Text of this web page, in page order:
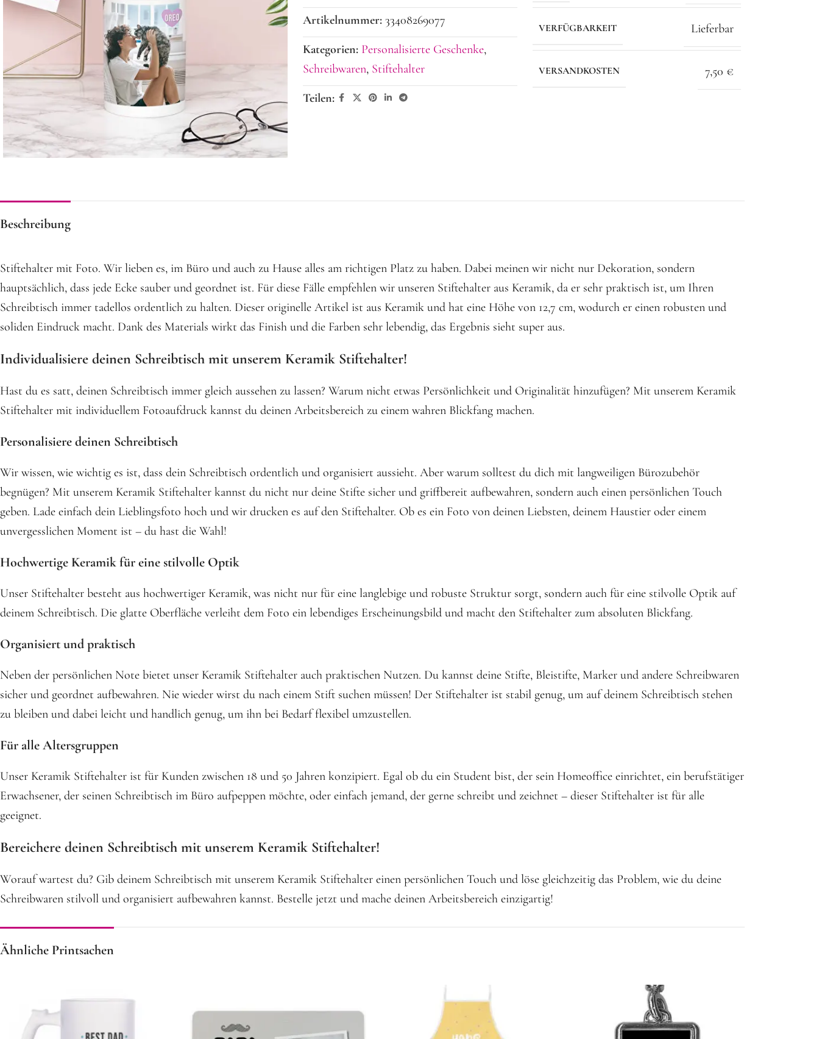
Artikelnummer: 33408269077
Kategorien: Personalisierte Geschenke,
Schreibwaren, Stiftehalter
Teilen:
VERFÜGBARKEIT Lieferbar
VERSANDKOSTEN 7,50 €
Beschreibung
Stiftehalter mit Foto. Wir lieben es, im Büro und auch zu Hause alles am richtigen Platz zu haben. Dabei meinen wir nicht nur Dekoration, sondern
hauptsächlich, dass jede Ecke sauber und geordnet ist. Für diese Fälle empfehlen wir unseren Stiftehalter aus Keramik, da er sehr praktisch ist, um Ihren
Schreibtisch immer tadellos ordentlich zu halten. Dieser originelle Artikel ist aus Keramik und hat eine Höhe von 12,7 cm, wodurch er einen robusten und
soliden Eindruck macht. Dank des Materials wirkt das Finish und die Farben sehr lebendig, das Ergebnis sieht super aus.
Individualisiere deinen Schreibtisch mit unserem Keramik Stiftehalter!
Hast du es satt, deinen Schreibtisch immer gleich aussehen zu lassen? Warum nicht etwas Persönlichkeit und Originalität hinzufügen? Mit unserem Keramik
Stiftehalter mit individuellem Fotoaufdruck kannst du deinen Arbeitsbereich zu einem wahren Blickfang machen.
Personalisiere deinen Schreibtisch
Wir wissen, wie wichtig es ist, dass dein Schreibtisch ordentlich und organisiert aussieht. Aber warum solltest du dich mit langweiligen Bürozubehör
begnügen? Mit unserem Keramik Stiftehalter kannst du nicht nur deine Stifte sicher und griffbereit aufbewahren, sondern auch einen persönlichen Touch
geben. Lade einfach dein Lieblingsfoto hoch und wir drucken es auf den Stiftehalter. Ob es ein Foto von deinen Liebsten, deinem Haustier oder einem
unvergesslichen Moment ist – du hast die Wahl!
Hochwertige Keramik für eine stilvolle Optik
Unser Stiftehalter besteht aus hochwertiger Keramik, was nicht nur für eine langlebige und robuste Struktur sorgt, sondern auch für eine stilvolle Optik auf
deinem Schreibtisch. Die glatte Oberfläche verleiht dem Foto ein lebendiges Erscheinungsbild und macht den Stiftehalter zum absoluten Blickfang.
Organisiert und praktisch
Neben der persönlichen Note bietet unser Keramik Stiftehalter auch praktischen Nutzen. Du kannst deine Stifte, Bleistifte, Marker und andere Schreibwaren
sicher und geordnet aufbewahren. Nie wieder wirst du nach einem Stift suchen müssen! Der Stiftehalter ist stabil genug, um auf deinem Schreibtisch stehen
zu bleiben und dabei leicht und handlich genug, um ihn bei Bedarf flexibel umzustellen.
Für alle Altersgruppen
Unser Keramik Stiftehalter ist für Kunden zwischen 18 und 50 Jahren konzipiert. Egal ob du ein Student bist, der sein Homeoffice einrichtet, ein berufstätiger
Erwachsener, der seinen Schreibtisch im Büro aufpeppen möchte, oder einfach jemand, der gerne schreibt und zeichnet – dieser Stiftehalter ist für alle
geeignet.
Bereichere deinen Schreibtisch mit unserem Keramik Stiftehalter!
Worauf wartest du? Gib deinem Schreibtisch mit unserem Keramik Stiftehalter einen persönlichen Touch und löse gleichzeitig das Problem, wie du deine
Schreibwaren stilvoll und organisiert aufbewahren kannst. Bestelle jetzt und mache deinen Arbeitsbereich einzigartig!
Ähnliche Printsachen